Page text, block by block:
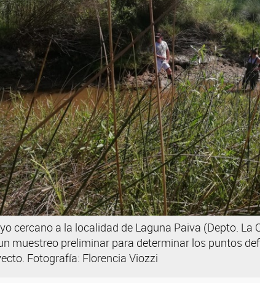
cercano a la localidad de Laguna Paiva (Depto. La
muestreo preliminar para determinar los puntos
Fotografía: Florencia Viozzi